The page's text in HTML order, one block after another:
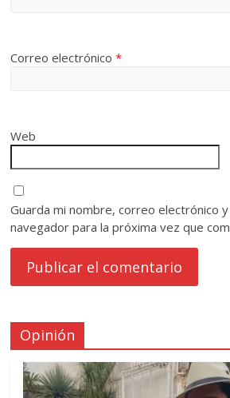
Correo electrónico*
Web
Guarda mi nombre, correo electrónico
navegador para la próxima vez que
Opinión